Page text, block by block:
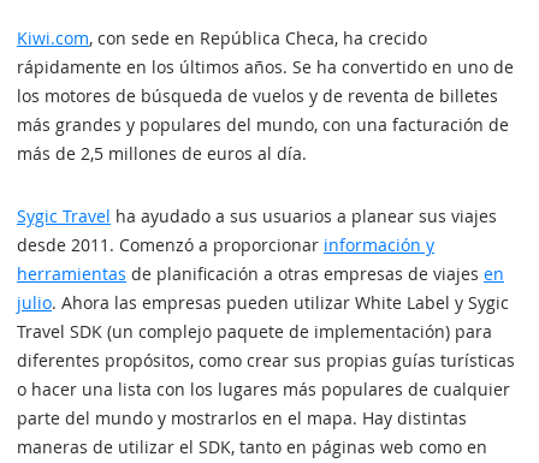
Kiwi.com, con sede en República Checa, ha crecido
rápidamente en los últimos años. Se ha convertido en uno de
los motores de búsqueda de vuelos y de reventa de billetes
más grandes y populares del mundo, con una facturación de
más de 2,5 millones de euros al día.
Sygic Travel ha ayudado a sus usuarios a planear sus viajes
desde 2011. Comenzó a proporcionar información y
herramientas de planificación a otras empresas de viajes en
julio. Ahora las empresas pueden utilizar White Label y Sygic
Travel SDK (un complejo paquete de implementación) para
diferentes propósitos, como crear sus propias guías turísticas
o hacer una lista con los lugares más populares de cualquier
parte del mundo y mostrarlos en el mapa. Hay distintas
maneras de utilizar el SDK, tanto en páginas web como en